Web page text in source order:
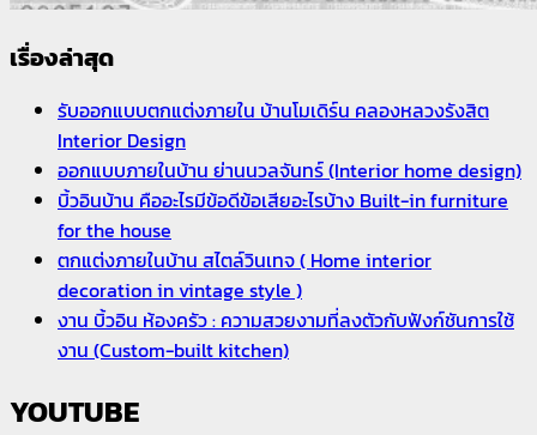
เรื่องล่าสุด
รับออกแบบตกแต่งภายใน บ้านโมเดิร์น คลองหลวงรังสิต
Interior Design
ออกแบบภายในบ้าน ย่านนวลจันทร์ (Interior home design)
บิ้วอินบ้าน คืออะไรมีข้อดีข้อเสียอะไรบ้าง Built-in furniture
for the house
ตกแต่งภายในบ้าน สไตล์วินเทจ ( Home interior
decoration in vintage style )
งาน บิ้วอิน ห้องครัว : ความสวยงามที่ลงตัวกับฟังก์ชันการใช้
งาน (Custom-built kitchen)
YOUTUBE